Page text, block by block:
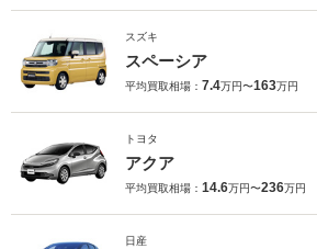
スズキ
スペーシア
平均買取相場： 7.4万円〜163万円
トヨタ
アクア
平均買取相場： 14.6万円〜236万円
日産